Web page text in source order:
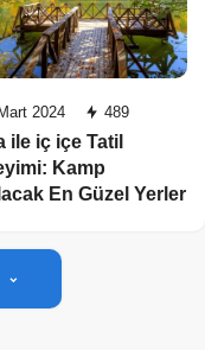
2024 489
ile iç içe Tatil
Kamp
En Güzel Yerler